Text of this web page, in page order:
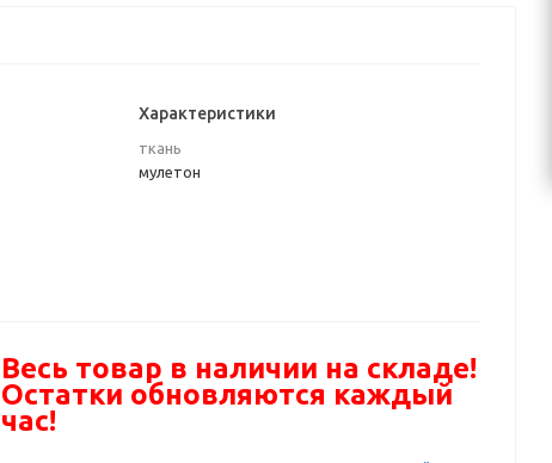
Характеристики
ткань
мулетон
Весь товар в наличии на складе!
Остатки обновляются каждый
час!